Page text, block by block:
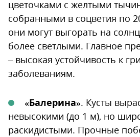
цветочками с желтыми
собранными в соцветия по
они могут выгорать на
более светлыми. Главное
– высокая устойчивость к
заболеваниям.
«Балерина». Кусты
невысокими (до 1 м), но
раскидистыми. Прочные